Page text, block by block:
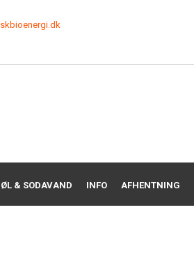
& SODAVAND INFO AFHENTNING